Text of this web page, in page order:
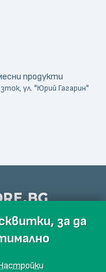
продукти
ул. "Юрий Гагарин"
за да